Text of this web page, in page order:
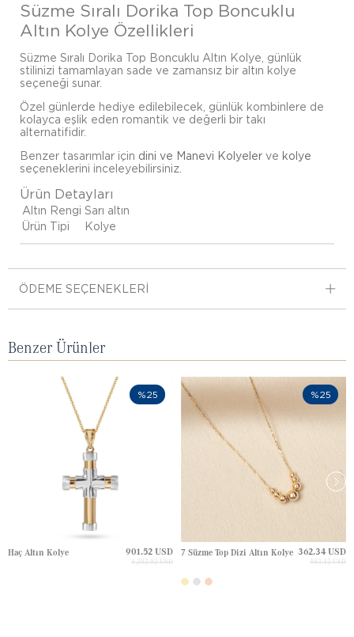
Süzme Sıralı Dorika Top Boncuklu
Altın Kolye Özellikleri
Süzme Sıralı Dorika Top Boncuklu Altın Kolye, günlük
stilinizi tamamlayan sade ve zamansız bir altın kolye
seçeneği sunar.
Özel günlerde hediye edilebilecek, günlük kombinlere de
kolayca eşlik eden romantik ve değerli bir takı
alternatifidir.
Benzer tasarımlar için dini ve Manevi Kolyeler ve kolye
seçeneklerini inceleyebilirsiniz.
Ürün Detayları
Altın Rengi Sarı altın
Ürün Tipi
Kolye
ÖDEME SEÇENEKLERI
Benzer Ürünler
Haç Altın Kolye 901.52 USD
1,202.02 USD
%25
7 Süzme Top Dizi Altın Kolye 362.34 USD
483.12 USD
%25